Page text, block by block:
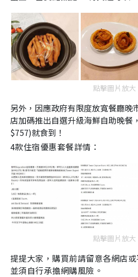
點擊圖片放大
另外，因應政府有限度放寬餐廳晚
店加碼推出自選升級海鮮自助晚餐
$757)就食到！
4款住宿優惠套餐詳情：
點擊圖片放大
提提大家，購買前請留意各網店或
並須自行承擔網購風險。